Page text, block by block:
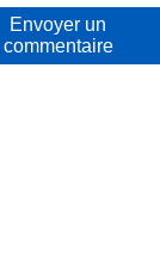
Envoyer un
commentaire